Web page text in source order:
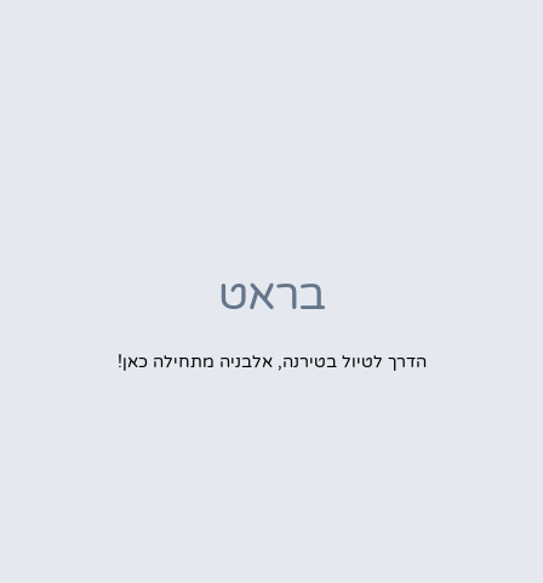
בראט
הדרך לטיול בטירנה, אלבניה מתחילה כאן!